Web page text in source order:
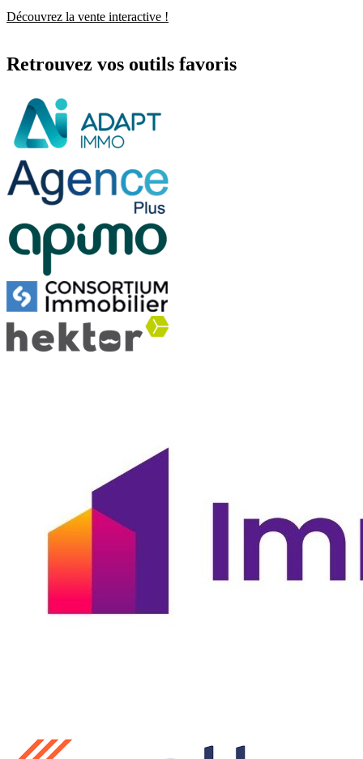
Découvrez la vente interactive !
Retrouvez vos outils favoris